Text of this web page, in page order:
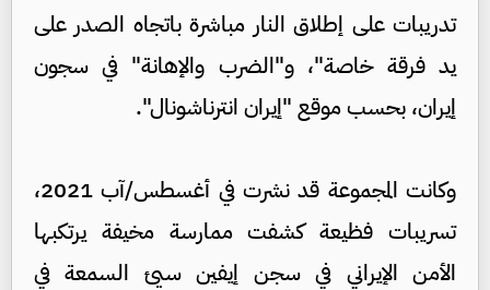
تدريبات على إطلاق النار مباشرة باتجاه الصدر على
يد فرقة خاصة"، و"الضرب والإهانة" في سجون
إيران، بحسب موقع "إيران انترناشونال".
وكانت المجموعة قد نشرت في أغسطس/آب 2021،
تسريبات فظيعة كشفت ممارسة مخيفة يرتكبها
الأمن الإيراني في سجن إيفين سيئ السمعة في